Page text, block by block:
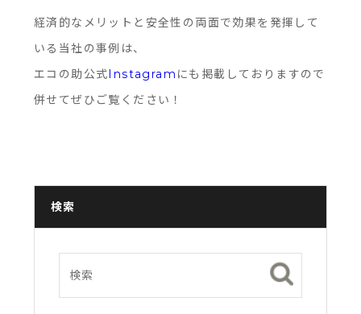
経済的なメリットと安全性の両面で効果を発揮して
いる当社の事例は、
エコの助公式Instagram にも掲載しておりますので
併せてぜひご覧ください！
検索